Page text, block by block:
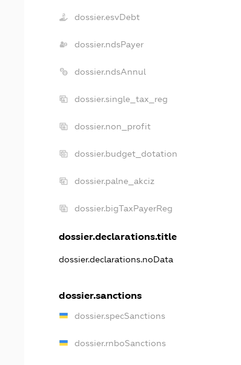
dossier.esvDebt
dossier.ndsPayer
dossier.ndsAnnul
dossier.single_tax_reg
dossier.non_profit
dossier.budget_dotation
dossier.palne_akciz
dossier.bigTaxPayerReg
dossier.declarations.title
dossier.declarations.noData
dossier.sanctions
dossier.specSanctions
dossier.rnboSanctions